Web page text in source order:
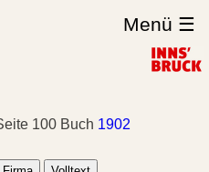
Menü ☰
100 Buch 1902